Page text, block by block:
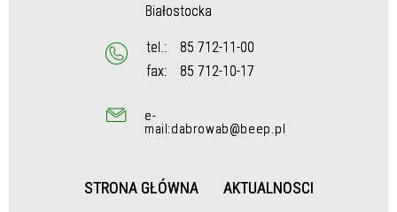
Białostocka
tel.:
85 712-11-00
fax:
85 712-10-17
e-
mail:dabrowab@beep.pl
STRONA GŁÓWNA AKTUALNOSCI